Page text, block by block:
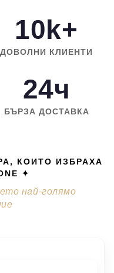
10k+
ДОВОЛНИ КЛИЕНТИ
24ч
БЪРЗА ДОСТАВКА
КОИТО ИЗБРАХА
✦
най-голямо